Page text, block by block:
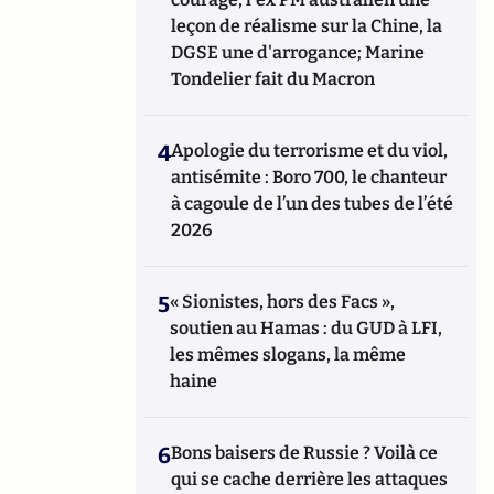
leçon de réalisme sur la Chine, la
DGSE une d'arrogance; Marine
Tondelier fait du Macron
4Apologie du terrorisme et du viol,
antisémite : Boro 700, le chanteur
à cagoule de l’un des tubes de l’été
2026
5« Sionistes, hors des Facs »,
soutien au Hamas : du GUD à LFI,
les mêmes slogans, la même
haine
6Bons baisers de Russie ? Voilà ce
qui se cache derrière les attaques